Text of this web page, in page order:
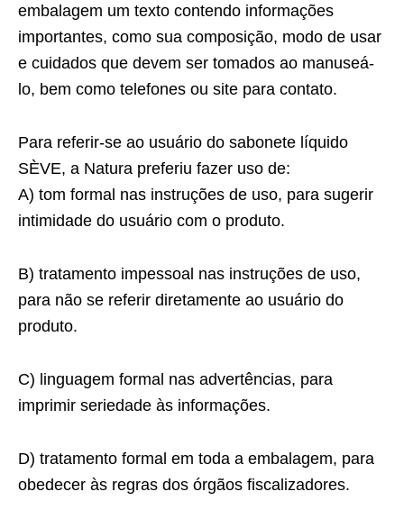
embalagem um texto contendo informações
importantes, como sua composição, modo de usar
e cuidados que devem ser tomados ao manuseá-
lo, bem como telefones ou site para contato.
Para referir-se ao usuário do sabonete líquido
SÈVE, a Natura preferiu fazer uso de:
A) tom formal nas instruções de uso, para sugerir
intimidade do usuário com o produto.
B) tratamento impessoal nas instruções de uso,
para não se referir diretamente ao usuário do
produto.
C) linguagem formal nas advertências, para
imprimir seriedade às informações.
D) tratamento formal em toda a embalagem, para
obedecer às regras dos órgãos fiscalizadores.